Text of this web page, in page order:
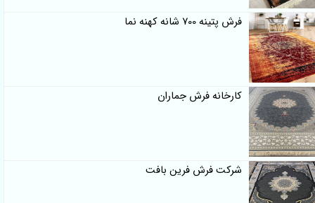
فرش پتینه 700 شانه کهنه نما
کارخانه فرش جماران
شرکت فرش فرین بافت